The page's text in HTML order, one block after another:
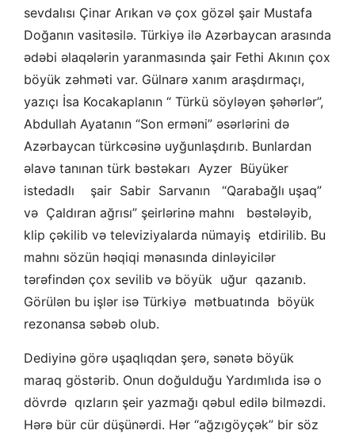
sevdalısı Çinar Arıkan və çox gözəl şair Mustafa
Doğanın vasitəsilə. Türkiyə ilə Azərbaycan arasında
ədəbi əlaqələrin yaranmasında şair Fethi Akının çox
böyük zəhməti var. Gülnarə xanım araşdırmaçı,
yazıçı İsa Kocakaplanın “ Türkü söyləyən şəhərlər”,
Abdullah Ayatanın “Son erməni” əsərlərini də
Azərbaycan türkcəsinə uyğunlaşdırıb. Bunlardan
əlavə tanınan türk bəstəkarı Ayzer Büyüker
istedadlı şair Sabir Sarvanın “Qarabağlı uşaq”
və Çaldıran ağrısı” şeirlərinə mahnı bəstələyib,
klip çəkilib və televiziyalarda nümayiş etdirilib. Bu
mahnı sözün həqiqi mənasında dinləyicilər
tərəfindən çox sevilib və böyük uğur qazanıb.
Görülən bu işlər isə Türkiyə mətbuatında böyük
rezonansa səbəb olub.
Dediyinə görə uşaqlıqdan şerə, sənətə böyük
maraq göstərib. Onun doğulduğu Yardımlıda isə o
dövrdə qızların şeir yazmağı qəbul edilə bilməzdi.
Hərə bür cür düşünərdi. Hər “ağzıgöyçək” bir söz